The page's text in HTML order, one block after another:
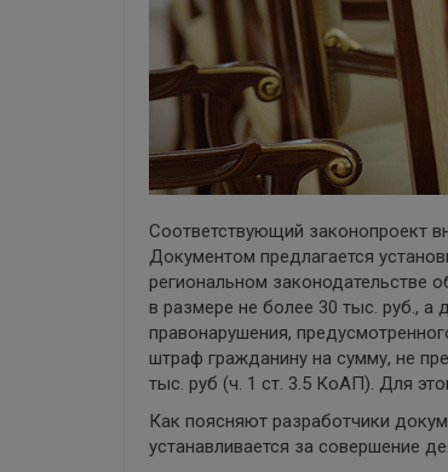
Соответствующий законопроект
Документом предлагается
региональном законодательстве
в размере не более 30 тыс. руб.,
правонарушения,
штраф гражданину на сумму, не
тыс. руб (ч. 1 ст. 3.5 КоАП). Для
Как поясняют разработчики
устанавливается за совершение